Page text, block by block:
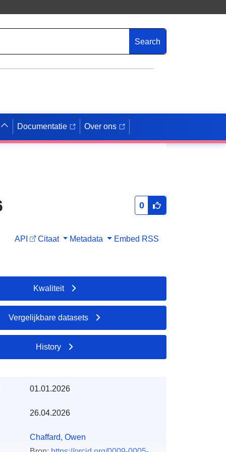
Search
Documentatie Over ons
0
API Citaat Metadata Embed RSS
Kwaliteit
Vergelijkbare datasets
History
01.01.2026
26.04.2026
Chaffard, Owen